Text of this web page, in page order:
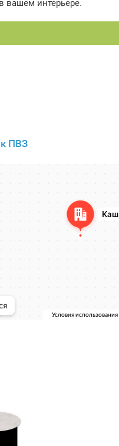
ПВЗ